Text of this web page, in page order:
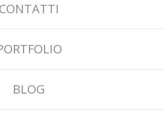
CONTATTI
BLOG